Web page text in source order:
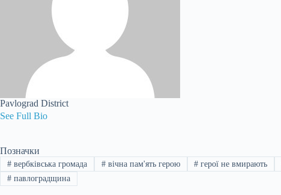
Pavlograd District
See Full Bio
Позначки
#вербківська громада #вічна пам'ять герою # герої не вмирають
#павлоградщина